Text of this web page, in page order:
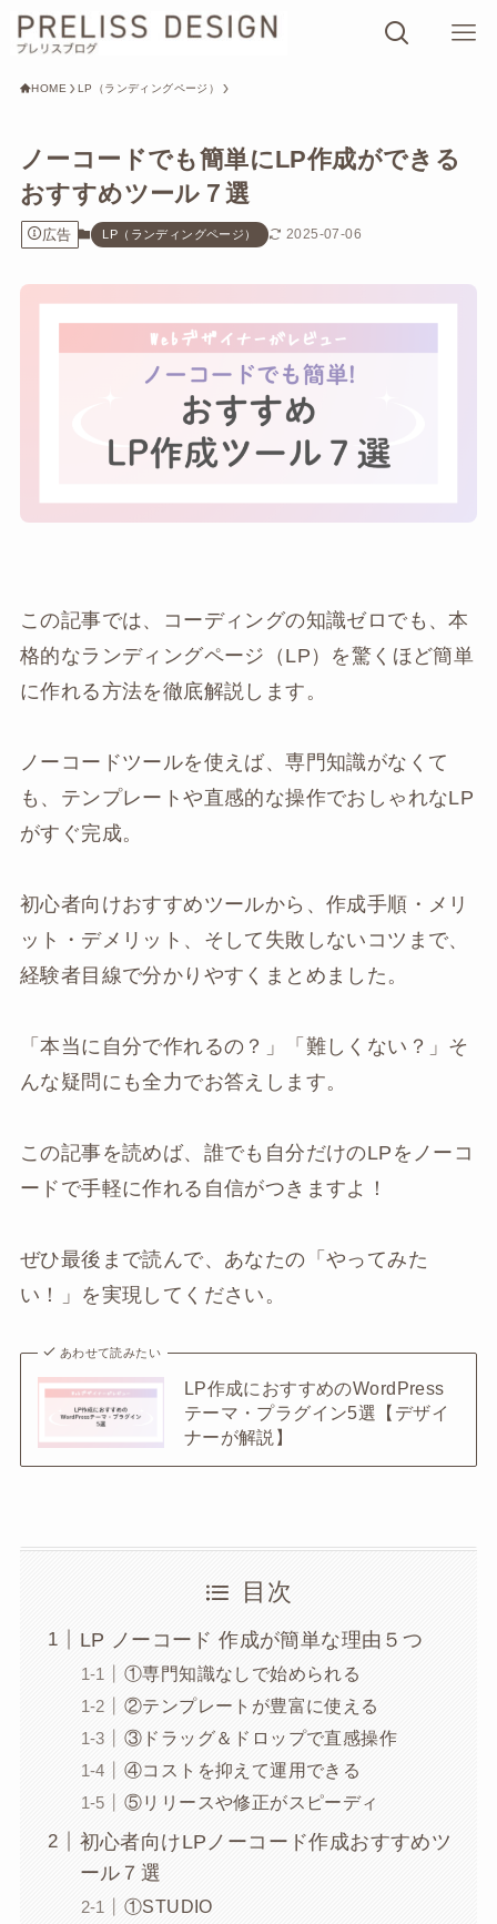
HOME LP（ランディングページ）
ノーコードでも簡単にLP作成ができる
おすすめツール７選
広告 LP（ランディングページ） 2025-07-06
この記事では、コーディングの知識ゼロでも、本
格的なランディングページ（LP）を驚くほど簡単
に作れる方法を徹底解説します。
ノーコードツールを使えば、専門知識がなくて
も、テンプレートや直感的な操作でおしゃれなLP
がすぐ完成。
初心者向けおすすめツールから、作成手順・メリ
ット・デメリット、そして失敗しないコツまで、
経験者目線で分かりやすくまとめました。
「本当に自分で作れるの？」「難しくない？」そ
んな疑問にも全力でお答えします。
この記事を読めば、誰でも自分だけのLPをノーコ
ードで手軽に作れる自信がつきますよ！
ぜひ最後まで読んで、あなたの「やってみた
い！」を実現してください。
あわせて読みたい
LP作成におすすめのWordPress
テーマ・プラグイン5選【デザイ
ナーが解説】
目次
LP ノーコード 作成が簡単な理由５つ
①専門知識なしで始められる
②テンプレートが豊富に使える
③ドラッグ＆ドロップで直感操作
④コストを抑えて運用できる
⑤リリースや修正がスピーディ
初心者向けLPノーコード作成おすすめツ
ール７選
①STUDIO